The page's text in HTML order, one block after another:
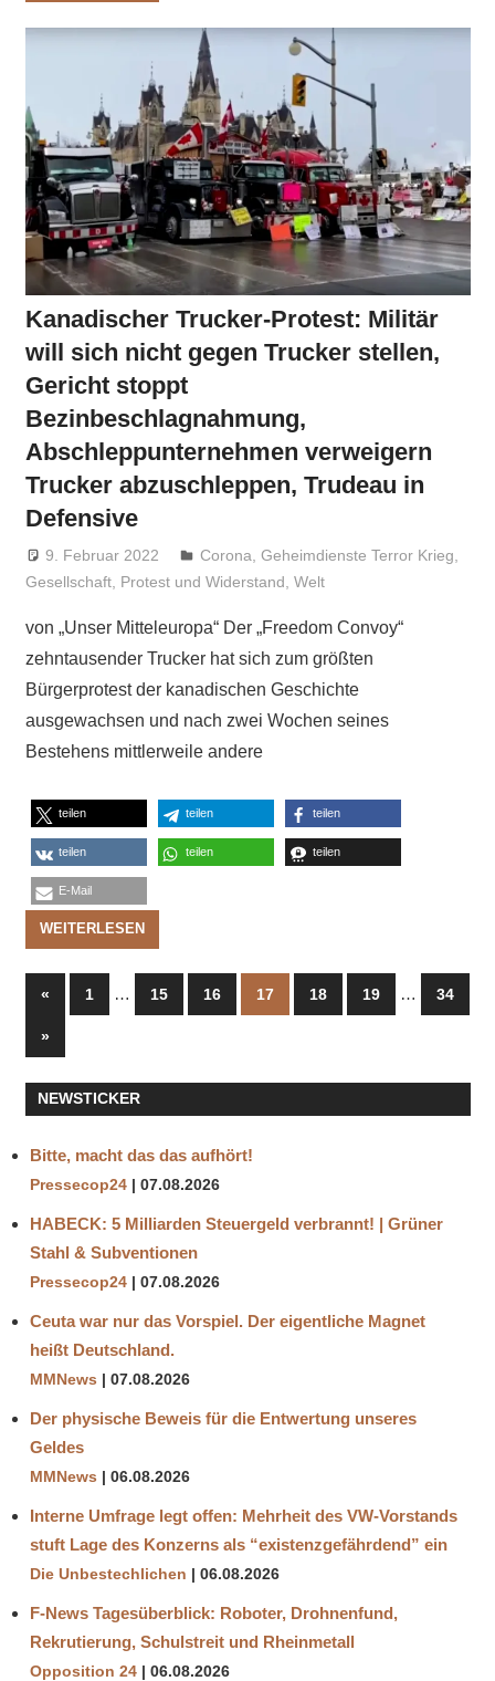
Kanadischer Trucker-Protest: Militär
will sich nicht gegen Trucker stellen,
Gericht stoppt
Bezinbeschlagnahmung,
Abschleppunternehmen verweigern
Trucker abzuschleppen, Trudeau in
Defensive
9. Februar 2022 Niki Vogt
Corona ,Geheimdienste Terror Krieg
Gesellschaft, Protest und Widerstand Welt
von „Unser Mitteleuropa“ Der „Freedom Convoy“
zehntausender Trucker hat sich zum größten
Bürgerprotest der kanadischen Geschichte
ausgewachsen und nach zwei Wochen seines
Bestehens mittlerweile andere
teilen teilen teilen
teilen teilen teilen
E-Mail
WEITERLESEN
Seitennummerierung
der
Beiträge
«Vorherige
Beiträge
1 … 15 16 17 18 19 … 34
Nächste
Beiträge
»
NEWSTICKER
Bitte, macht das das aufhört!
Pressecop24 07.08.2026
HABECK: 5 Milliarden Steuergeld verbrannt! | Grüner
Stahl & Subventionen
Pressecop24 07.08.2026
Ceuta war nur das Vorspiel. Der eigentliche Magnet
heißt Deutschland.
MMNews 07.08.2026
Der physische Beweis für die Entwertung unseres
Geldes
MMNews 06.08.2026
Interne Umfrage legt offen: Mehrheit des VW-Vorstands
stuft Lage des Konzerns als “existenzgefährdend” ein
Die Unbestechlichen 06.08.2026
F-News Tagesüberblick: Roboter, Drohnenfund,
Rekrutierung, Schulstreit und Rheinmetall
Opposition 24 06.08.2026